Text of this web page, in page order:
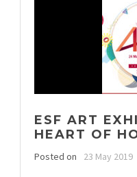
ESF ART
HEART OF
Posted on 23 May 2019